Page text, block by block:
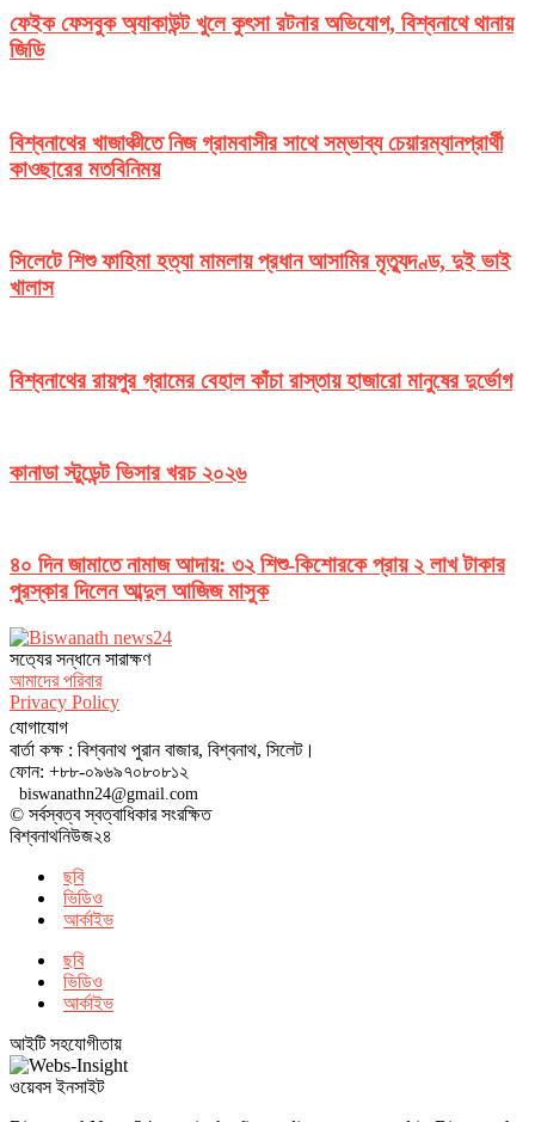
ফেইক ফেসবুক অ্যাকাউন্ট খুলে কুৎসা রটনার অভিযোগ, বিশ্বনাথে থানায়
জিডি
বিশ্বনাথের খাজাঞ্চীতে নিজ গ্রামবাসীর সাথে সম্ভাব্য চেয়ারম্যানপ্রার্থী
কাওছারের মতবিনিময়
সিলেটে শিশু ফাহিমা হত্যা মামলায় প্রধান আসামির মৃত্যুদণ্ড, দুই ভাই
খালাস
বিশ্বনাথের রায়পুর গ্রামের বেহাল কাঁচা রাস্তায় হাজারো মানুষের দুর্ভোগ
কানাডা স্টুডেন্ট ভিসার খরচ ২০২৬
৪০ দিন জামাতে নামাজ আদায়: ৩২ শিশু-কিশোরকে প্রায় ২ লাখ টাকার
পুরস্কার দিলেন আব্দুল আজিজ মাসুক
সত‌্যের সন্ধানে সারাক্ষণ
আমাদের পরিবার
Privacy Policy
যোগাযোগ
বার্তা কক্ষ : বিশ্বনাথ পুরান বাজার, বিশ্বনাথ, সিলেট।
ফোন: +৮৮-০৯৬৯৭০৮০৮১২
biswanathn24@gmail.com
© সর্বস্বত্ব স্বত্বাধিকার সংরক্ষিত
বিশ্বনাথনিউজ২৪
ছবি
ভিডিও
আর্কাইভ
ছবি
ভিডিও
আর্কাইভ
আইটি সহযোগীতায়
ওয়েবস ইনসাইট